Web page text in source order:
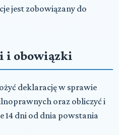
jest zobowiązany do
i obowiązki
deklarację w sprawie
oraz obliczyć i
14 dni od dnia powstania